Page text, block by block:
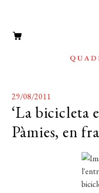
29/08/2011
‘La bicicleta
Pàmies, en